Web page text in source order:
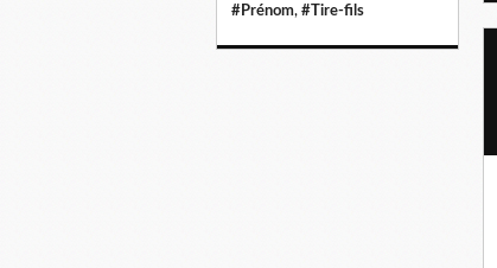
#Prénom, #Tire-fils